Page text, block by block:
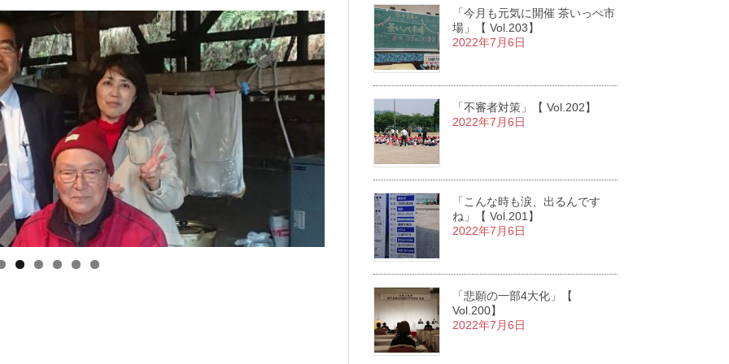
「今月も元気に開催 茶いっぺ市
場」【 Vol.203】
2022年7月6日
「不審者対策」【 Vol.202】
2022年7月6日
「こんな時も涙、出るんです
ね」【 Vol.201】
2022年7月6日
「悲願の一部4大化」【
Vol.200】
2022年7月6日